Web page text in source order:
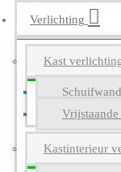
Verlichting
Kast
Kastinterieur